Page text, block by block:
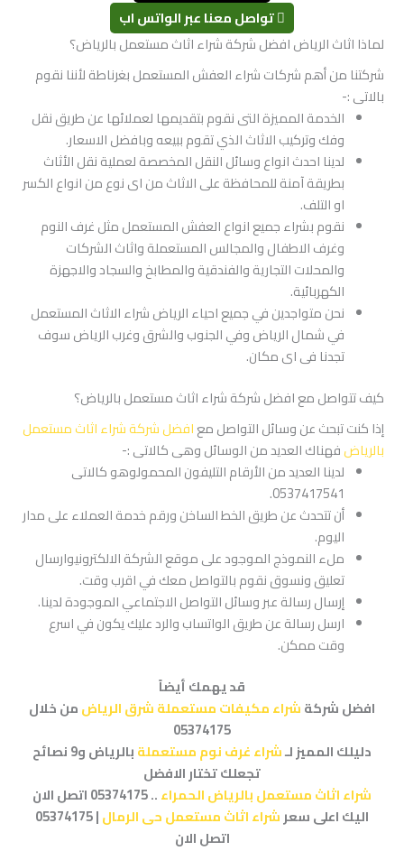
تواصل معنا عبر الواتس اب
لماذا اثاث الرياض افضل شركة شراء اثاث مستعمل بالرياض؟
شركتنا من أهم شركات شراء العفش المستعمل بغرناطة لأننا نقوم
بالاتى :-
الخدمة المميزة التى نقوم بتقديمها لعملائها عن طريق نقل
وفك وتركيب الاثاث الذي تقوم ببيعه وبافضل الاسعار.
لدينا احدث انواع وسائل النقل المخصصة لعملية نقل الأثاث
بطريقة آمنة للمحافظة على الاثاث من اى نوع من انواع الكسر
او التلف.
نقوم بشراء جميع انواع العفش المستعمل مثل غرف النوم
وغرف الاطفال والمجالس المستعملة واثاث الشركات
والمحلات التجارية والفندقية والمطابخ والسجاد والاجهزة
الكهربائية.
نحن متواجدين في جميع احياء الرياض شراء الاثاث المستعمل
في شمال الرياض وفي الجنوب والشرق وغرب الرياض سوف
تجدنا فى اى مكان.
كيف تتواصل مع افضل شركة شراء اثاث مستعمل بالرياض؟
إذا كنت تبحث عن وسائل التواصل معافضل شركة شراء اثاث مستعمل
بالرياضفهناك العديد من الوسائل وهى كالاتى :-
لدينا العديد من الأرقام التليفون المحمولوهو كالاتى
0537417541.
أن تتحدث عن طريق الخط الساخن ورقم خدمة العملاء على مدار
اليوم.
ملء النموذج الموجود على موقع الشركة الالكترونيوارسال
تعليق ونسوق نقوم بالتواصل معك في اقرب وقت.
إرسال رسالة عبر وسائل التواصل الاجتماعي الموجودة لدينا.
ارسل رسالة عن طريق الواتساب والرد عليك يكون في اسرع
وقت ممكن.
قد يهمك أيضاً
افضل شركةشراء مكيفات مستعملة شرق الرياضمن خلال
05374175
دليلك المميز لـشراء غرف نوم مستعملة
بالرياض و9 نصائح
تجعلك تختار الافضل
شراء اثاث مستعمل بالرياض الحمراء.. 05374175 اتصل الان
اليك اعلى سعرشراء اثاث مستعمل حى الرمال | 05374175
اتصل الان